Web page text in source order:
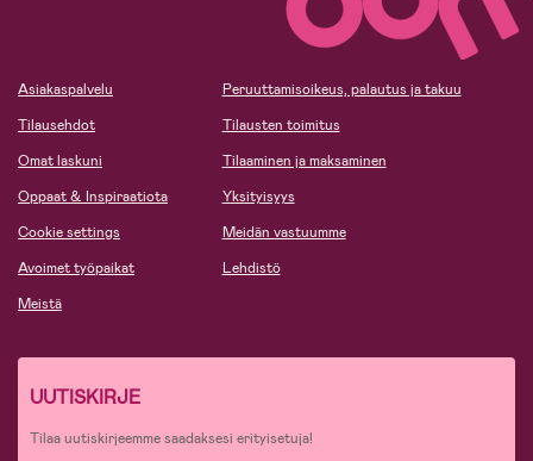
Asiakaspalvelu
Tilausehdot
Omat laskuni
Oppaat & Inspiraatiota
Cookie settings
Avoimet työpaikat
Meistä
Peruuttamisoikeus, palautus ja takuu
Tilausten toimitus
Tilaaminen ja maksaminen
Yksityisyys
Meidän vastuumme
Lehdistö
UUTISKIRJE
Tilaa uutiskirjeemme saadaksesi erityisetuja!